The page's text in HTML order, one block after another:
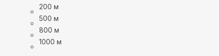
200 м
500 м
800 м
1000 м